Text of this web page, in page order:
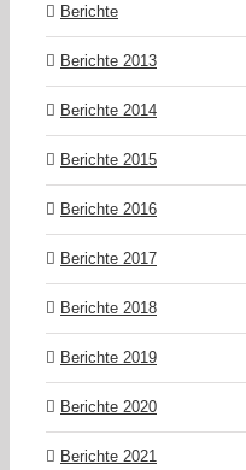
Berichte
Berichte 2013
Berichte 2014
Berichte 2015
Berichte 2016
Berichte 2017
Berichte 2018
Berichte 2019
Berichte 2020
Berichte 2021